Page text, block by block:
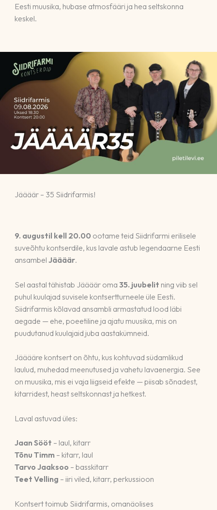
Eesti muusika, hubase atmosfääri ja hea seltskonna
keskel.
Jäääär – 35 Siidrifarmis!
9. augustil kell 20.00 ootame teid Siidrifarmi erilisele
suveõhtu kontserdile, kus lavale astub legendaarne Eesti
ansambel Jäääär.
Sel aastal tähistab Jäääär oma 35. juubelit ning viib sel
puhul kuulajad suvisele kontsertturneele üle Eesti.
Siidrifarmis kõlavad ansambli armastatud lood läbi
aegade — ehe, poeetiline ja ajatu muusika, mis on
puudutanud kuulajaid juba aastakümneid.
Jääääre kontsert on õhtu, kus kohtuvad südamlikud
laulud, muhedad meenutused ja vahetu lavaenergia. See
on muusika, mis ei vaja liigseid efekte — piisab sõnadest,
kitarridest, heast seltskonnast ja hetkest.
Laval astuvad üles:
Jaan Sööt – laul, kitarr
Tõnu Timm – kitarr, laul
Tarvo Jaaksoo – basskitarr
Teet Velling – iiri viled, kitarr, perkussioon
Kontsert toimub Siidrifarmis, omanäolises